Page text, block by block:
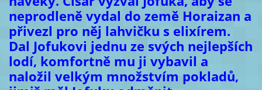
neprodleně vydal do země Horaizan a
přivezl pro něj lahvičku s elixírem.
Dal Jofukovi jednu ze svých nejlepších
lodí, komfortně mu ji vybavil a
naložil velkým množstvím pokladů,